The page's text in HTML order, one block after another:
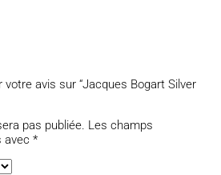
avis sur “Jacques Bogart Silver
pas publiée. Les champs
avec *